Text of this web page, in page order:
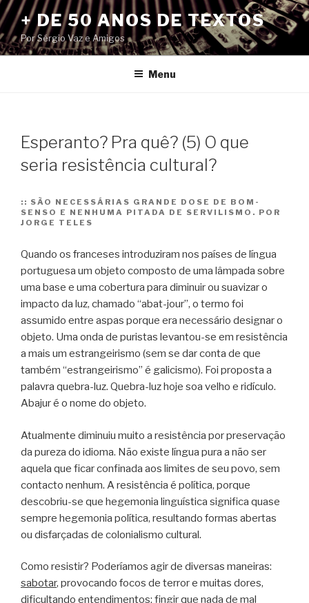
Pular
para
o
conteúdo
+ DE 50 ANOS DE TEXTOS
Por Sérgio Vaz e Amigos
Menu
Esperanto? Pra quê? (5) O que
seria resistência cultural?
:: SÃO NECESSÁRIAS GRANDE DOSE DE BOM-
SENSO E NENHUMA PITADA DE SERVILISMO. POR
JORGE TELES
Quando os franceses introduziram nos países de língua
portuguesa um objeto composto de uma lâmpada sobre
uma base e uma cobertura para diminuir ou suavizar o
impacto da luz, chamado “abat-jour”, o termo foi
assumido entre aspas porque era necessário designar o
objeto. Uma onda de puristas levantou-se em resistência
a mais um estrangeirismo (sem se dar conta de que
também “estrangeirismo” é galicismo). Foi proposta a
palavra quebra-luz. Quebra-luz hoje soa velho e ridículo.
Abajur é o nome do objeto.
Atualmente diminuiu muito a resistência por preservação
da pureza do idioma. Não existe língua pura a não ser
aquela que ficar confinada aos limites de seu povo, sem
contacto nenhum. A resistência é política, porque
descobriu-se que hegemonia linguística significa quase
sempre hegemonia política, resultando formas abertas
ou disfarçadas de colonialismo cultural.
Como resistir? Poderíamos agir de diversas maneiras:
sabotar, provocando focos de terror e muitas dores,
dificultando entendimentos; fingir que nada de mal